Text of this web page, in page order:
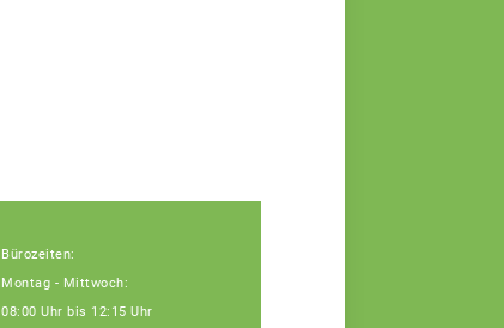
Bürozeiten:
Montag - Mittwoch:
08:00 Uhr bis 12:15 Uhr